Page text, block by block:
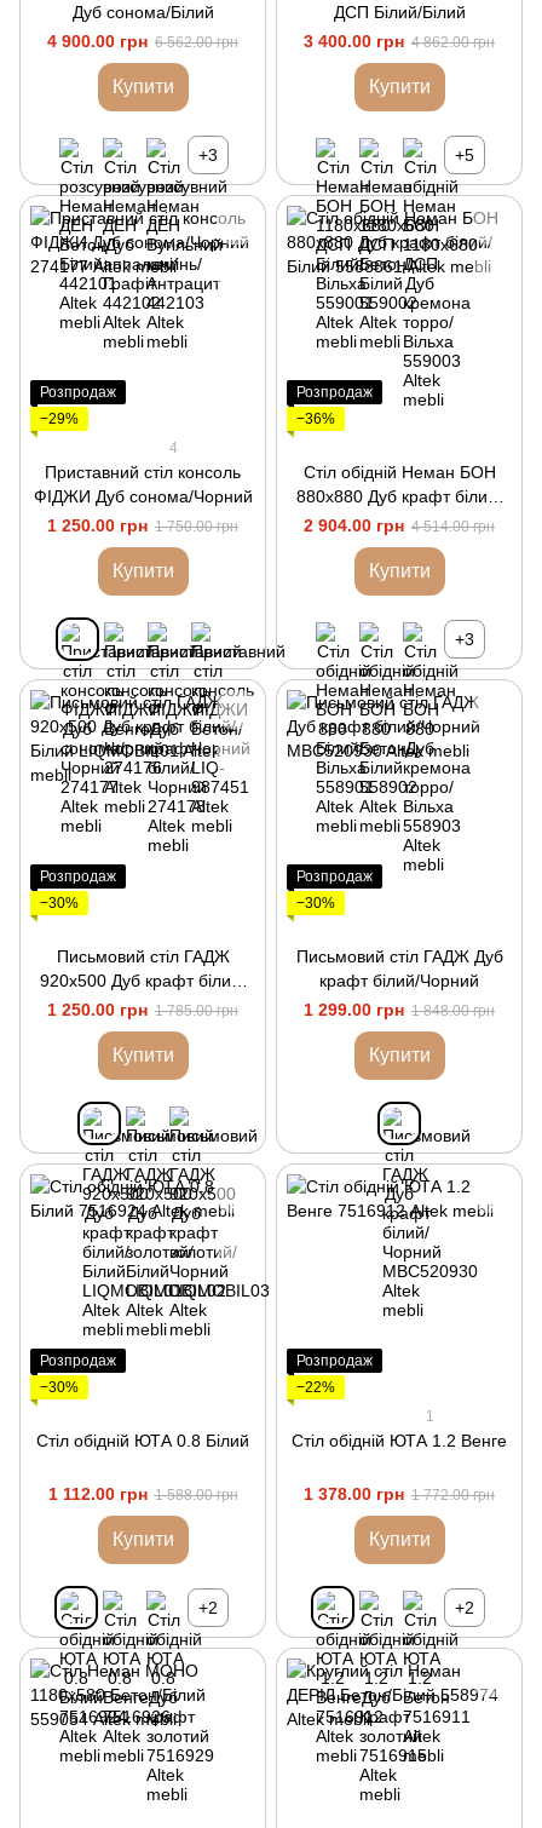
Дуб сонома/Білий
4 900.00 грн 6 562.00 грн
Купити
+3
ДСП Білий/Білий
3 400.00 грн 4 862.00 грн
Купити
+5
Розпродаж
−29%
4
Приставний стіл консоль
ФІДЖИ Дуб сонома/Чорний
1 250.00 грн 1 750.00 грн
Купити
Розпродаж
−36%
Стіл обідній Неман БОН
880х880 Дуб крафт білий/
Білий
2 904.00 грн 4 514.00 грн
Купити
+3
Розпродаж
−30%
Письмовий стіл ГАДЖ
920х500 Дуб крафт білий/
Білий
1 250.00 грн 1 785.00 грн
Купити
Розпродаж
−30%
Письмовий стіл ГАДЖ Дуб
крафт білий/Чорний
1 299.00 грн 1 848.00 грн
Купити
Розпродаж
−30%
Стіл обідній ЮТА 0.8 Білий
1 112.00 грн 1 588.00 грн
Купити
+2
Розпродаж
−22%
1
Стіл обідній ЮТА 1.2 Венге
1 378.00 грн 1 772.00 грн
Купити
+2